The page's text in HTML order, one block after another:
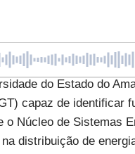
do Estado do
capaz de identificar
o Núcleo de Sistemas
distribuição de